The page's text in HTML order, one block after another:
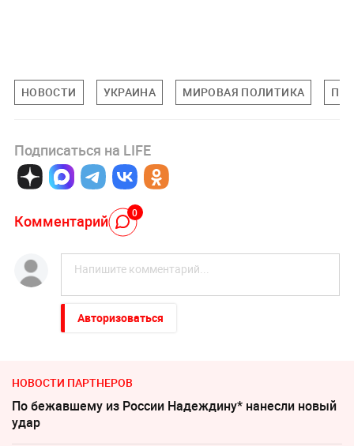
НОВОСТИ УКРАИНА МИРОВАЯ ПОЛИТИКА
Подписаться на LIFE
Комментарий 0
Авторизоваться
НОВОСТИ ПАРТНЕРОВ
По бежавшему из России Надеждину* нанесли новый
удар